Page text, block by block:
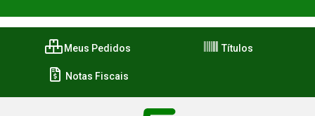
Meus Pedidos Títulos
Notas Fiscais